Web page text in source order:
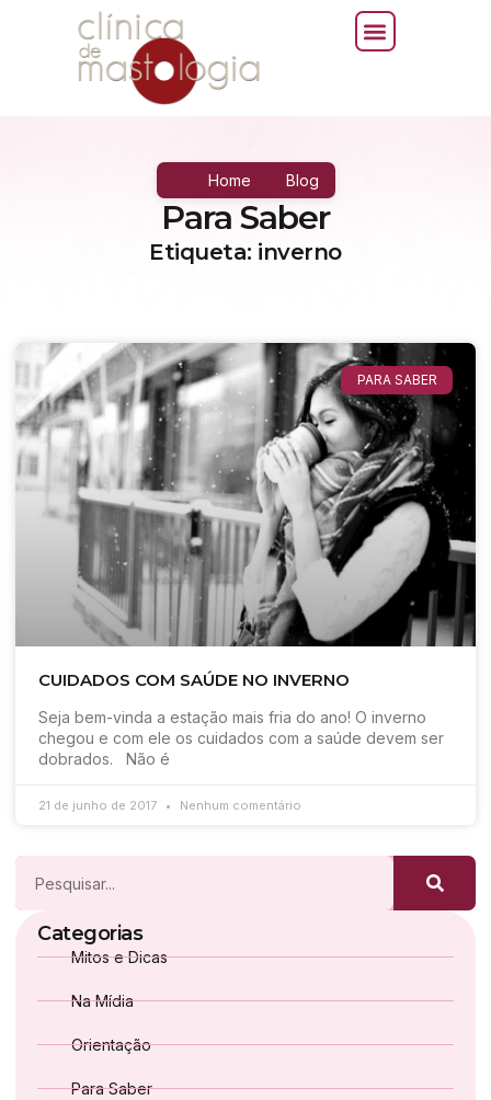
Home Blog
Para Saber
Etiqueta: inverno
PARA SABER
CUIDADOS COM SAÚDE NO INVERNO
Seja bem-vinda a estação mais fria do ano! O inverno
chegou e com ele os cuidados com a saúde devem ser
dobrados. Não é
21 de junho de 2017 Nenhum comentário
Categorias
Mitos e Dicas
Na Mídia
Orientação
Para Saber